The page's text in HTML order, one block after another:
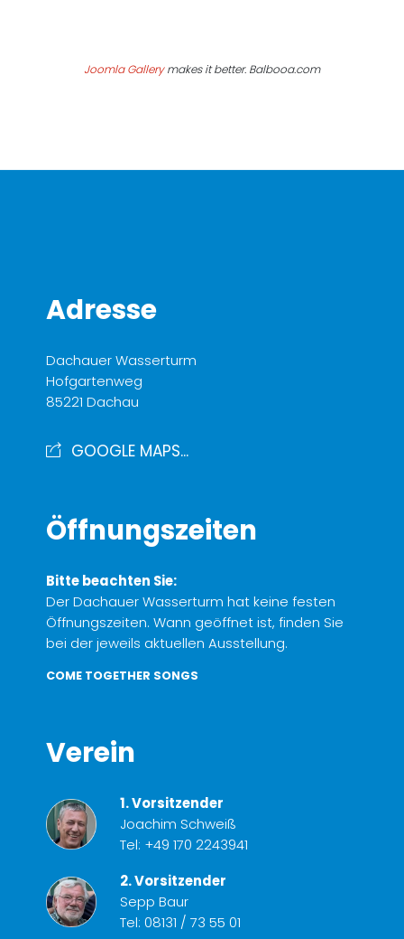
Joomla Gallerymakes it better. Balbooa.com
Adresse
Dachauer Wasserturm
Hofgartenweg
85221 Dachau
GOOGLE MAPS...
Öffnungszeiten
Bitte beachten Sie:
Der Dachauer Wasserturm hat keine festen
Öffnungszeiten. Wann geöffnet ist, finden Sie
bei der jeweils aktuellen Ausstellung.
COME TOGETHER SONGS
Verein
1. Vorsitzender
Joachim Schweiß
Tel: +49 170 2243941
2. Vorsitzender
Sepp Baur
Tel: 08131 / 73 55 01